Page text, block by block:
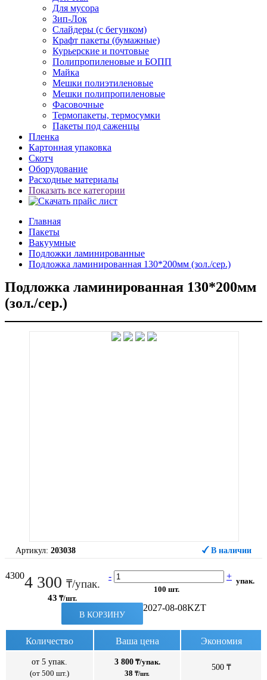
Для мусора
Зип-Лок
Слайдеры (с бегунком)
Крафт пакеты (бумажные)
Курьерские и почтовые
Полипропиленовые и БОПП
Майка
Мешки полиэтиленовые
Мешки полипропиленовые
Фасовочные
Термопакеты, термосумки
Пакеты под саженцы
Пленка
Картонная упаковка
Скотч
Оборудование
Расходные материалы
Показать все категории
Главная
Пакеты
Вакуумные
Подложки ламинированные
Подложка ламинированная 130*200мм (зол./сер.)
Подложка ламинированная 130*200мм
(зол./сер.)
Артикул: 203038 В наличии
43004 300 ₸/упак.
43 ₸/шт.
- +
100 шт.
упак.
В КОРЗИНУ
2027-08-08KZT
Количество Ваша цена Экономия
от 5 упак.
(от 500 шт.)
3 800₸/упак.
38 ₸/шт.
500 ₸